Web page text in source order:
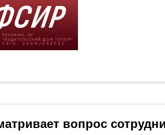
вопрос